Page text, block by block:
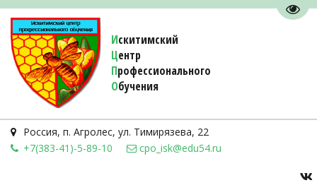
Искитимский
Центр
Профессионального
Обучения
Россия, п. Агролес, ул. Тимирязева, 22
+7(383-41)-5-89-10
cpo_isk@edu54.ru